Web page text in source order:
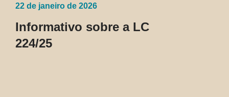
22 de janeiro de 2026
Informativo sobre a LC
224/25